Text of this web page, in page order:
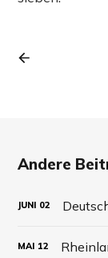
Andere
JUNI 02
MAI 12